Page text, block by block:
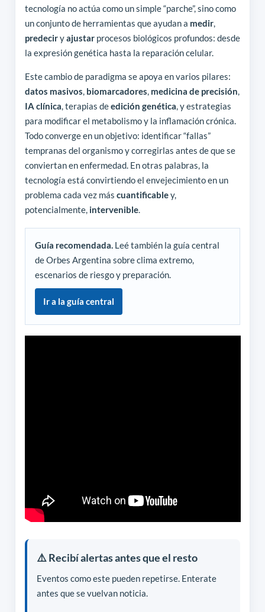
tecnología no actúa como un simple “parche”, sino como
un conjunto de herramientas que ayudan a medir,
predeciryajustarprocesos biológicos profundos: desde
la expresión genética hasta la reparación celular.
Este cambio de paradigma se apoya en varios pilares:
datos masivos, biomarcadores, medicina de precisión,
IA clínica, terapias deedición genética, y estrategias
para modificar el metabolismo y la inflamación crónica.
Todo converge en un objetivo: identificar “fallas”
tempranas del organismo y corregirlas antes de que se
conviertan en enfermedad. En otras palabras, la
tecnología está convirtiendo el envejecimiento en un
problema cada vez más cuantificabley,
potencialmente, intervenible.
Guía recomendada.Leé también la guía central
de Orbes Argentina sobre clima extremo,
escenarios de riesgo y preparación.
Ir a la guía central
⚠️ Recibí alertas antes que el resto
Eventos como este pueden repetirse. Enterate
antes que se vuelvan noticia.